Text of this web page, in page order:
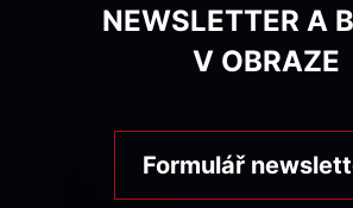
NEWSLETTER A
V OBRAZE
Formulář